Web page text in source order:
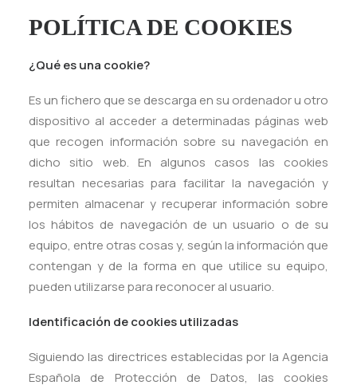
POLÍTICA DE COOKIES
¿Qué es una cookie?
Es un fichero que se descarga en su ordenador u otro
dispositivo al acceder a determinadas páginas web
que recogen información sobre su navegación en
dicho sitio web. En algunos casos las cookies
resultan necesarias para facilitar la navegación y
permiten almacenar y recuperar información sobre
los hábitos de navegación de un usuario o de su
equipo, entre otras cosas y, según la información que
contengan y de la forma en que utilice su equipo,
pueden utilizarse para reconocer al usuario.
Identificación de cookies utilizadas
Siguiendo las directrices establecidas por la Agencia
Española de Protección de Datos, las cookies